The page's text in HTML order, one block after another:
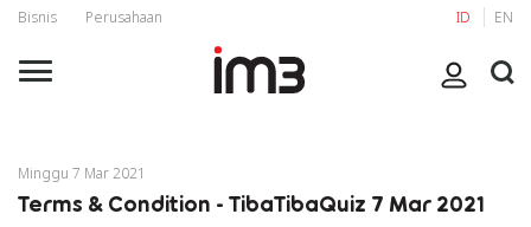
Bisnis Perusahaan ID EN
Minggu 7 Mar 2021
Terms & Condition - TibaTibaQuiz 7 Mar 2021